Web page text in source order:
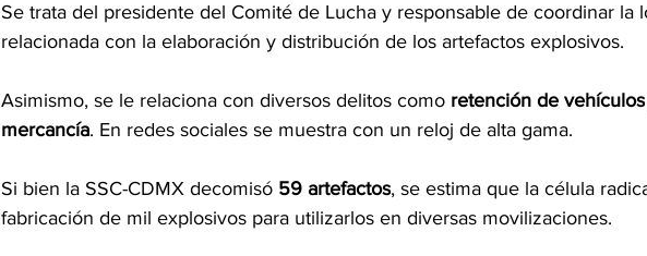
Se trata del presidente del Comité de Lucha y responsable de coordinar la
relacionada con la elaboración y distribución de los artefactos explosivos.
Asimismo, se le relaciona con diversos delitos como retención de vehículos
mercancía. En redes sociales se muestra con un reloj de alta gama.
Si bien la SSC-CDMX decomisó 59 artefactos, se estima que la célula
fabricación de mil explosivos para utilizarlos en diversas movilizaciones.